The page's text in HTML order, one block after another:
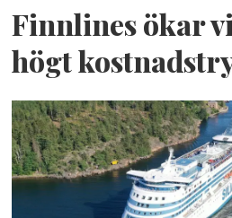
Finnlines ökar
högt